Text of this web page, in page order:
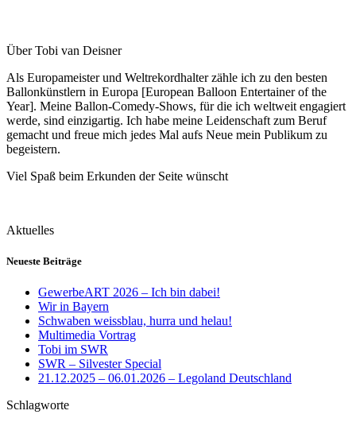
Über Tobi van Deisner
Als Europameister und Weltrekordhalter zähle ich zu den besten
Ballonkünstlern in Europa [European Balloon Entertainer of the
Year]. Meine Ballon-Comedy-Shows, für die ich weltweit engagiert
werde, sind einzigartig. Ich habe meine Leidenschaft zum Beruf
gemacht und freue mich jedes Mal aufs Neue mein Publikum zu
begeistern.
Viel Spaß beim Erkunden der Seite wünscht
Aktuelles
Neueste Beiträge
GewerbeART 2026 – Ich bin dabei!
Wir in Bayern
Schwaben weissblau, hurra und helau!
Multimedia Vortrag
Tobi im SWR
SWR – Silvester Special
21.12.2025 – 06.01.2026 – Legoland Deutschland
Schlagworte